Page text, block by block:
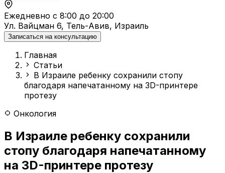
Ежедневно с 8:00 до 20:00
Ул. Вайцман 6, Тель-Авив, Израиль
Записаться на консультацию
Главная
Статьи
В Израиле ребенку сохранили стопу
благодаря напечатанному на 3D-принтере
протезу
Онкология
В Израиле ребенку сохранили
стопу благодаря напечатанному
на 3D-принтере протезу